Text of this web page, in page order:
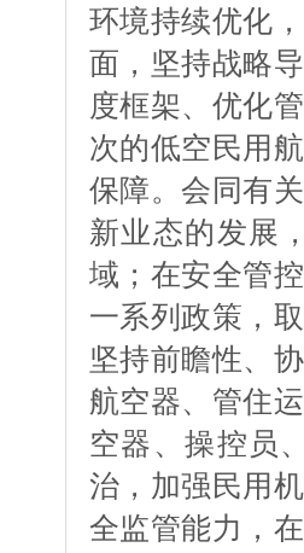
环境持续优化
面，坚持战略
度框架、优化
次的低空民用
保障。会同有
新业态的发展
域；在安全管
一系列政策，
坚持前瞻性、
航空器、管住
空器、操控员
治，加强民用
全监管能力，